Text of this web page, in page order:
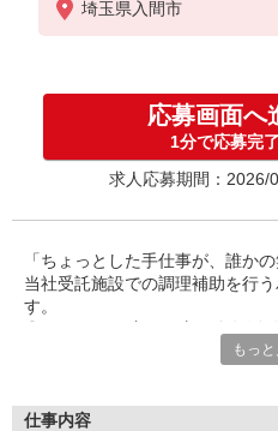
※経験によりスタート時
※アルバイト賞与（寸志
年2回。勤続年数により
埼玉県入間市
応募画面へ
1分で応募完
求人応募期間：2026/
「ちょっとした手仕事が、誰か
当社受託施設での調理補助を行
す。
ご家庭での経験を活かして、社
盛付け・配膳・洗浄など、調理師
もっ
仕事内容